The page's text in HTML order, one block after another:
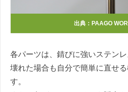
出典： PAAGO
各パーツは、錆びに強いステンレ
壊れた場合も自分で簡単に直せ
す。